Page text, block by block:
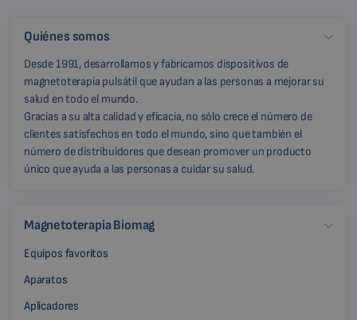
Quiénes somos
Desde 1991, desarrollamos y fabricamos dispositivos de
magnetoterapia pulsátil que ayudan a las personas a mejorar su
salud en todo el mundo.
Gracias a su alta calidad y eficacia, no sólo crece el número de
clientes satisfechos en todo el mundo, sino que también el
número de distribuidores que desean promover un producto
único que ayuda a las personas a cuidar su salud.
Magnetoterapia Biomag
Equipos favoritos
Aparatos
Aplicadores